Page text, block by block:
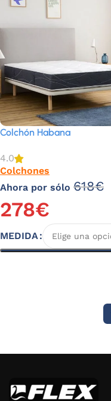
Colchón Habana
4.0
Colchones
Ahora por sólo 618€
278€
MEDIDA